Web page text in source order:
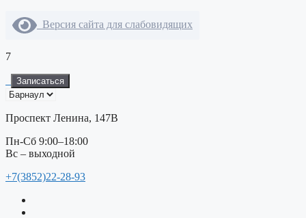
Версия сайта для слабовидящих
7
Записаться
Проспект Ленина, 147В
Пн-Сб 9:00–18:00
Вс – выходной
+7(3852)22-28-93